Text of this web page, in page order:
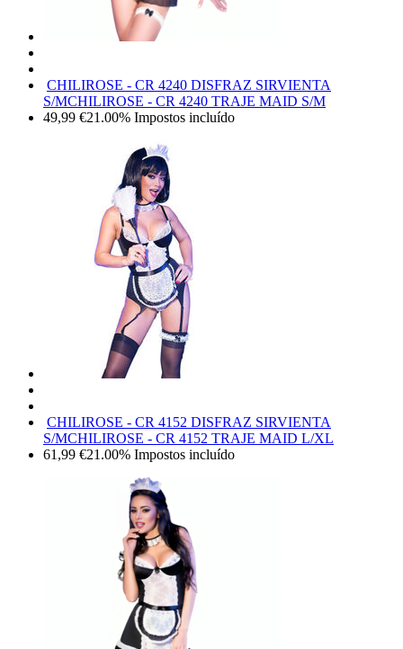
CHILIROSE - CR 4240 DISFRAZ SIRVIENTA
S/MCHILIROSE - CR 4240 TRAJE MAID S/M
49,99 €21.00% Impostos incluído
CHILIROSE - CR 4152 DISFRAZ SIRVIENTA
S/MCHILIROSE - CR 4152 TRAJE MAID L/XL
61,99 €21.00% Impostos incluído